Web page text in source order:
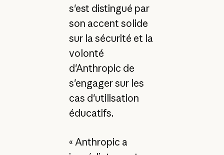
s'est distingué par
son accent solide
sur la sécurité et la
volonté
d'Anthropic de
s'engager sur les
cas d'utilisation
éducatifs.
« Anthropic a